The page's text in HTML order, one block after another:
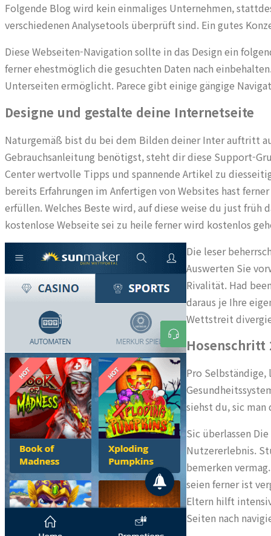
Folgende Blog wird kein einmaliges Unternehmen,
verschiedenen Analysetools überprüft sind. Ein gutes
Diese Webseiten-Navigation sollte in das Design ein
ferner ehestmöglich die gesuchten Daten nach
Unterseiten ermöglicht. Parece gibt einige gängige
Designe und gestalte deine Internetseite
Naturgemäß bist du bei dem Bilden deiner Inter auftritt
Gebrauchsanleitung benötigst, steht dir diese Support-
Center wertvolle Tipps und spannende Artikel zu
bereits Erfahrungen im Anfertigen von Websites hast
erfüllen. Welches Beste wird, auf diese weise du just
kostenlose Webseite sei zu heile ferner wird kostenlos
Die leser
Auswerten Sie
Rivalität. Had
daraus je Ihre
Wettstreit
Hosenschritt
Pro
siehst du, sic
Sic überlassen
Nutzererlebnis.
bemerken
seien ferner ist
Eltern hilft
Seiten nach